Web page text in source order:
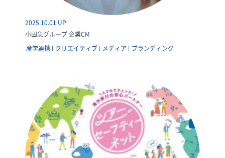
2025.10.01 UP
小田急グループ 企業CM
産学連携
クリエイティブ メディア ブランディング